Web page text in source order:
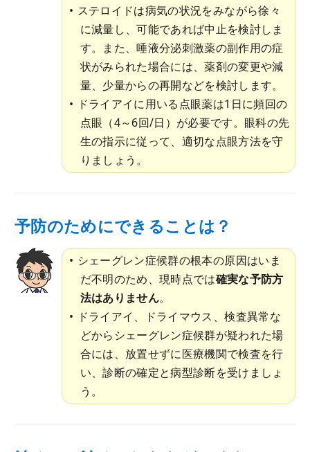
ステロイドは病気の状況をみながら徐々
に減量し、可能であれば中止を検討しま
す。また、唾液分泌刺激薬の副作用の症
状がみられた場合には、薬剤の変更や減
量、少量からの再開などを検討します。
ドライアイに用いる点眼薬は1日に頻回の
点眼（4～6回/日）が必要です。眼科の先
生の指示に従って、適切な点眼方法を守
りましょう。
予防のためにできることは？
シェーグレン症候群の根本の原因はいま
だ不明のため、現時点では確実な予防方
法はありません。
ドライアイ、ドライマウス、検査異常な
どからシェーグレン症候群が疑われた場
合には、放置せずに医療機関で検査を行
い、診断の確定と病型診断を受けましょ
う。